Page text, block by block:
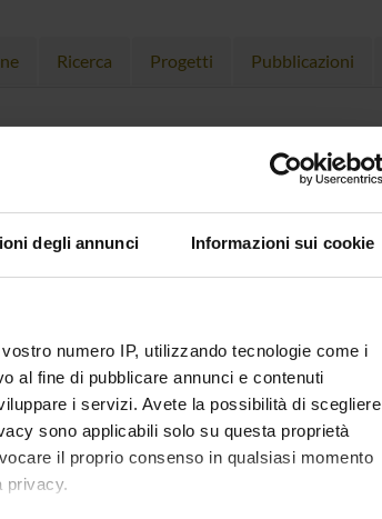
degli annunci Informazioni sui cookie
numero IP, utilizzando tecnologie come i
al fine di pubblicare annunci e contenuti
i servizi. Avete la possibilità di scegliere
sono applicabili solo su questa proprietà
il proprio consenso in qualsiasi momento
privacy.
Ricerca Progetti Pubblicazioni
03